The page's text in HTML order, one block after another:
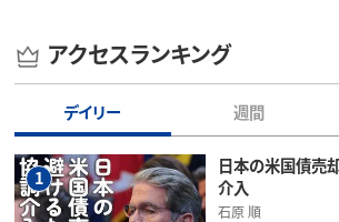
アクセスランキング
デイリー 週間
1
日本の米国債売
介入
石原 順